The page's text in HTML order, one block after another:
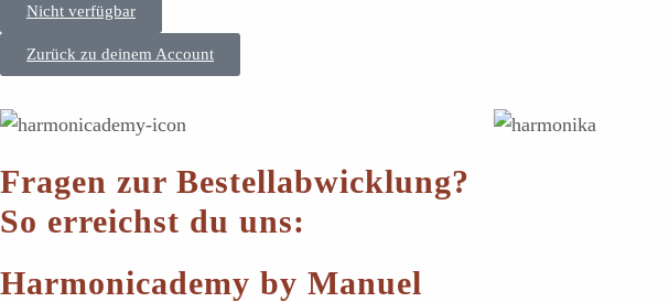
Nicht verfügbar
Zurück zu deinem Account
Fragen zur Bestellabwicklung?
So erreichst du uns:
Harmonicademy by Manuel